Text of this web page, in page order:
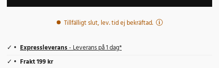
Tillfälligt slut, lev. tid ej bekräftad.
Expressleverans- Leverans på 1 dag*
Frakt 199 kr